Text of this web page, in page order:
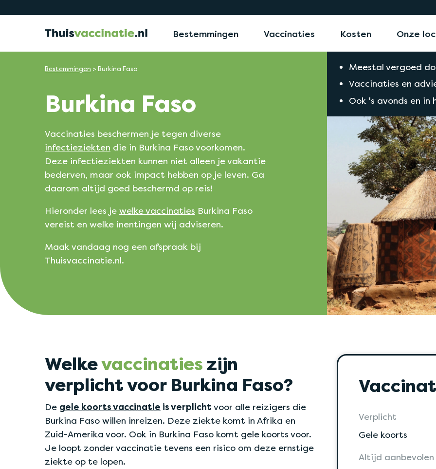
Bestemmingen Vaccinaties Kosten Onze
Bestemmingen > Burkina Faso
Meestal vergoed
Vaccinaties en
Ook 's avonds en in
Burkina Faso
Vaccinaties beschermen je tegen diverse
infectieziekten die in Burkina Faso voorkomen.
Deze infectieziekten kunnen niet alleen je vakantie
bederven, maar ook impact hebben op je leven. Ga
daarom altijd goed beschermd op reis!
Hieronder lees je welke vaccinaties Burkina Faso
vereist en welke inentingen wij adviseren.
Maak vandaag nog een afspraak bij
Thuisvaccinatie.nl.
Welkevaccinaties zijn
verplicht voor Burkina Faso?
De gele koorts vaccinatie is verplicht voor alle reizigers die
Burkina Faso willen inreizen. Deze ziekte komt in Afrika en
Zuid-Amerika voor. Ook in Burkina Faso komt gele koorts voor.
Je loopt zonder vaccinatie tevens een risico om deze ernstige
ziekte op te lopen.
Verplicht
Gele koorts
Altijd aanbevolen